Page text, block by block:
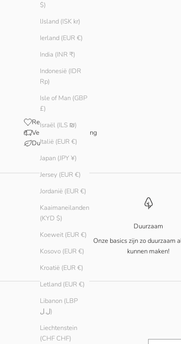
$)
IJsland (ISK kr)
Ierland (EUR €)
India (INR ₹)
Indonesië (IDR
Rp)
Isle of Man (GBP
£)
Israël (ILS ₪)
Italië (EUR €)
Japan (JPY ¥)
Jersey (EUR €)
Jordanië (EUR €)
Kaaimaneilanden
(KYD $)
Koeweit (EUR €)
Kosovo (EUR €)
Kroatië (EUR €)
Letland (EUR €)
Libanon (LBP
ل.ل)
Liechtenstein
(CHF CHF)
Reviews
Verzending en levering
Duurzaamheid
Duurzaam
Onze basics zijn zo duurzaam
kunnen maken!